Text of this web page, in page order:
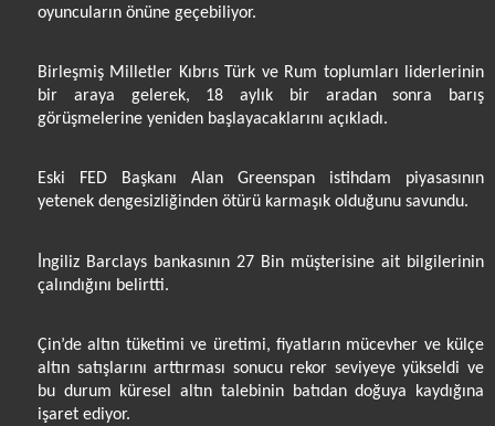
oyuncuların önüne geçebiliyor.
Birleşmiş Milletler Kıbrıs Türk ve Rum toplumları liderlerinin
bir araya gelerek, 18 aylık bir aradan sonra barış
görüşmelerine yeniden başlayacaklarını açıkladı.
Eski FED Başkanı Alan Greenspan istihdam piyasasının
yetenek dengesizliğinden ötürü karmaşık olduğunu savundu.
İngiliz Barclays bankasının 27 Bin müşterisine ait bilgilerinin
çalındığını belirtti.
Çin’de altın tüketimi ve üretimi, fiyatların mücevher ve külçe
altın satışlarını arttırması sonucu rekor seviyeye yükseldi ve
bu durum küresel altın talebinin batıdan doğuya kaydığına
işaret ediyor.